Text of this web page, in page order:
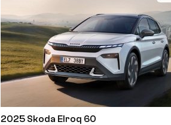
2025 Skoda Elroq 60